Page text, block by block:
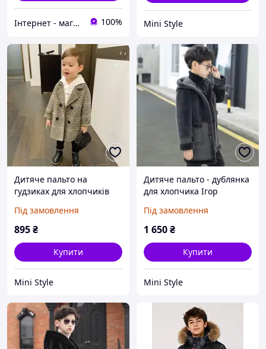
Інтернет - магазин дитячого одягу "Junior" 100% Mini Style
Дитяче пальто на
гудзиках для хлопчиків
Під замовлення
895₴
Купити
Mini Style
Дитяче пальто - дублянка
для хлопчика Ігор
Під замовлення
1 650₴
Купити
Mini Style